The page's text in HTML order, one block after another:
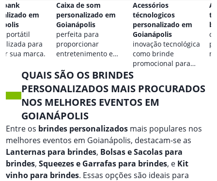
bank
em
portátil
para
sua marca.
Caixa de som
personalizado em
Goianápolis
perfeita para
proporcionar
entretenimento e
qualquer ocasião.
Acessórios
técnologicos
personalizado em
Goianápolis
inovação tecnológica
como brinde
promocional para
eventos.
QUAIS SÃO OS BRINDES
PERSONALIZADOS MAIS PROCURADOS
NOS MELHORES EVENTOS EM
GOIANÁPOLIS
Entre os brindes personalizados mais populares nos
melhores eventos em Goianápolis, destacam-se as
Lanternas para brindes, Bolsas e Sacolas para
brindes, Squeezes e Garrafas para brindes, e Kit
vinho para brindes. Essas opções são ideais para